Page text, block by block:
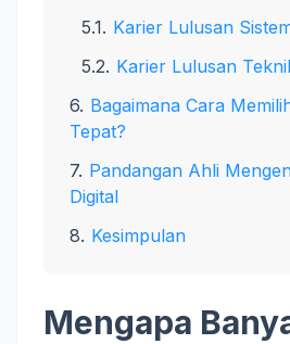
Karier Lulusan
Karier Lulusan
Bagaimana Cara
Tepat?
Pandangan Ahli
Digital
Kesimpulan
Mengapa